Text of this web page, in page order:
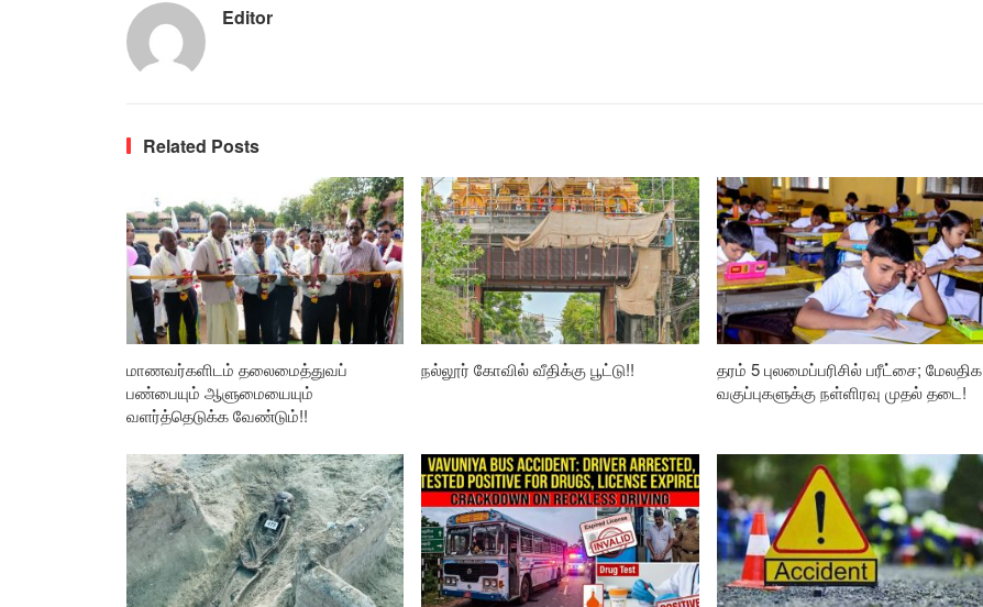
Editor
Related Posts
மாணவர்களிடம் தலைமைத்துவப்
பண்பையும் ஆளுமையையும்
வளர்த்தெடுக்க வேண்டும்!!
நல்லூர் கோவில் வீதிக்கு பூட்டு!!
தரம் 5 புலமைப்பரிசில் பரீட்சை; மேலதிக
வகுப்புகளுக்கு நள்ளிரவு முதல் தடை!